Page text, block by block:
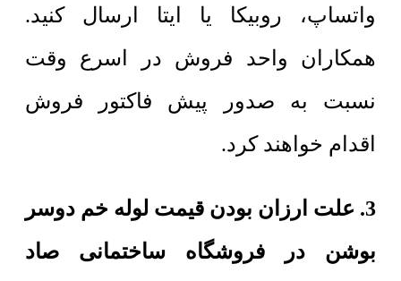
واتساپ، روبیکا یا ایتا ارسال کنید.
همکاران واحد فروش در اسرع وقت
نسبت به صدور پیش فاکتور فروش
اقدام خواهند کرد.
3. علت ارزان بودن قیمت لوله خم دوسر
بوشن در فروشگاه ساختمانی صاد